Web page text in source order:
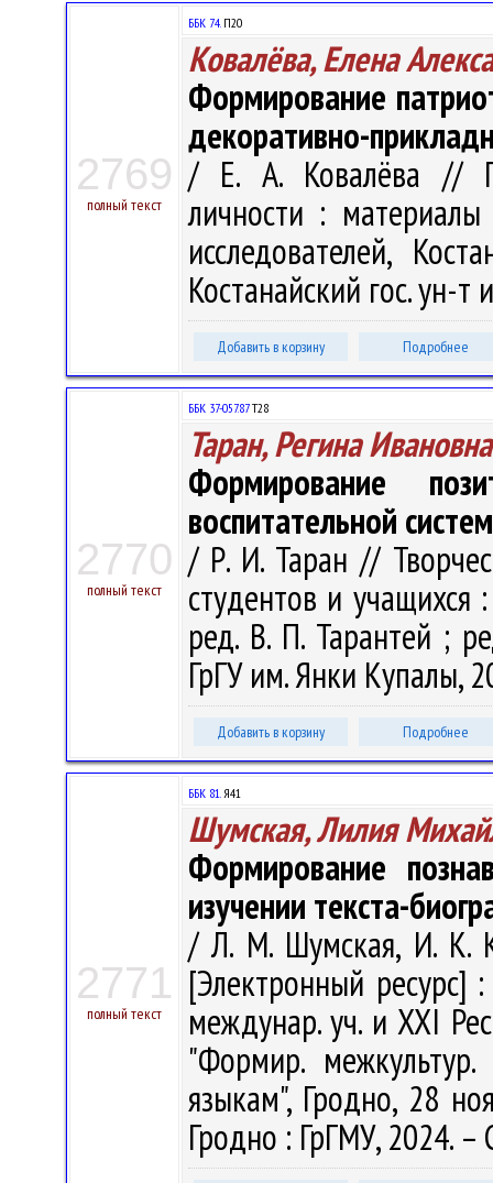
2769
полный текст
ББК 74.П20
Ковалёва, Елена
Формирование
декоративно-
/ Е. А. Ковалёва //
личности :
исследователей,
Костанайский гос. ун-
Добавить в корзину Подробнее
2770
полный текст
ББК 37-057.87Т28
Таран, Регина Ивановна
Формирование
воспитательной
/ Р. И. Таран //
студентов и учащихся
ред. В. П. Тарантей ;
ГрГУ им. Янки Купалы,
Добавить в корзину Подробнее
2771
полный текст
ББК 81.Я41
Шумская, Лилия
Формирование
изучении текста-
/ Л. М. Шумская, И. К.
[Электронный ресурс]
междунар. уч. и ХХI
"Формир.
языкам", Гродно, 28
Гродно : ГрГМУ, 2024.